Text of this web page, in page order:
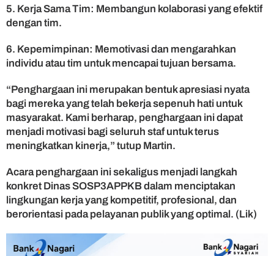
5. Kerja Sama Tim: Membangun kolaborasi yang efektif
dengan tim.
6. Kepemimpinan: Memotivasi dan mengarahkan
individu atau tim untuk mencapai tujuan bersama.
“Penghargaan ini merupakan bentuk apresiasi nyata
bagi mereka yang telah bekerja sepenuh hati untuk
masyarakat. Kami berharap, penghargaan ini dapat
menjadi motivasi bagi seluruh staf untuk terus
meningkatkan kinerja,” tutup Martin.
Acara penghargaan ini sekaligus menjadi langkah
konkret Dinas SOSP3APPKB dalam menciptakan
lingkungan kerja yang kompetitif, profesional, dan
berorientasi pada pelayanan publik yang optimal. (Lik)